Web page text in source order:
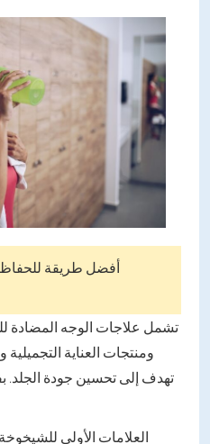
أفضل طريقة للحفاظ
تشمل علاجات الوجه المضادة
ومنتجات العناية
تهدف إلى تحسين جودة
العلامات الأولى